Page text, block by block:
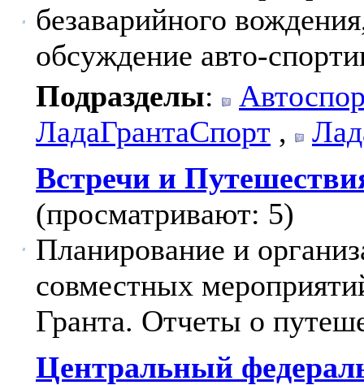
безаварийного
обсуждение авто-
Подразделы:
ЛадаГрантаСпорт ,
Встречи и
(просматривают: 5)
Планирование и
совместных
Гранта. Отчеты о
Центральный